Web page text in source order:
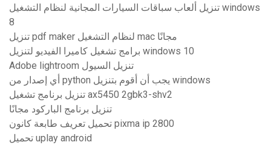
تنزيل ألعاب سباقات السيارات المجانية لنظام التشغيل windows
8
تنزيل pdf maker لنظام التشغيل mac مجانًا
برامج تشغيل كاميرا الفيديو لتنزيل windows 10
Adobe lightroom تنزيل السيول
أي إصدار من python يجب أن أقوم بتنزيل windows
تنزيل برنامج تشغيل ax5450 2gbk3-shv2
تنزيل برنامج الباركود مجانًا
تحميل تعريف طابعة كانون pixma ip 2800
تحميل uplay android